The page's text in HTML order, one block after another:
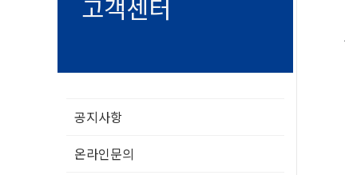
고객센터
공지사항
온라인문의